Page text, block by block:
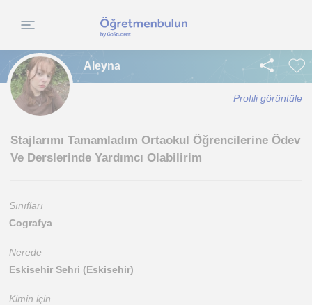
Aleyna
Profili görüntüle
Stajlarımı Tamamladım Ortaokul Öğrencilerine Ödev
Ve Derslerinde Yardımcı Olabilirim
Sınıfları
Cografya
Nerede
Eskisehir Sehri (Eskisehir)
Kimin için